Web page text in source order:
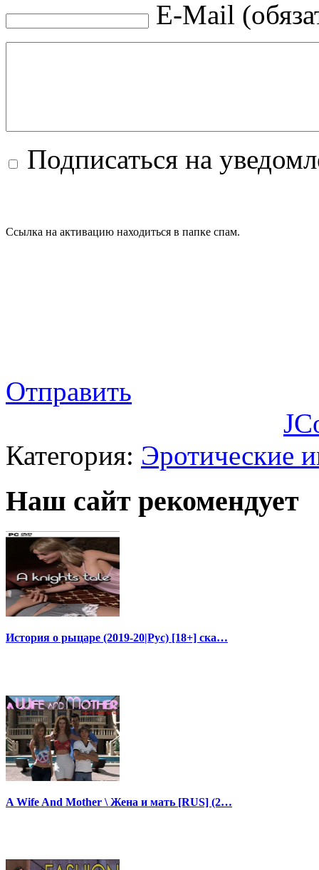
E-Mail
Подписаться на
Ссылка на активацию находиться в папке спам.
Отправить
Категория: Эротические
Наш сайт рекомендует
История о рыцаре (2019-20|Рус) [18+] ска…
A Wife And Mother \ Жена и мать [RUS] (2…